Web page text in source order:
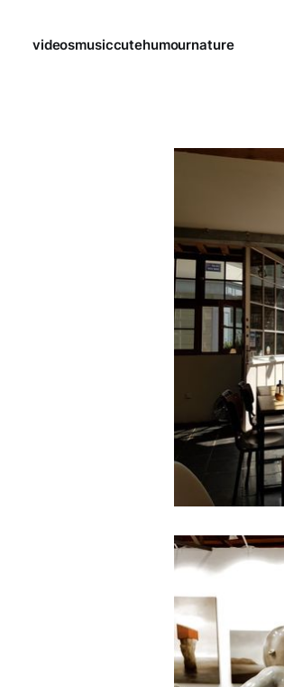
videosmusiccutehumournature